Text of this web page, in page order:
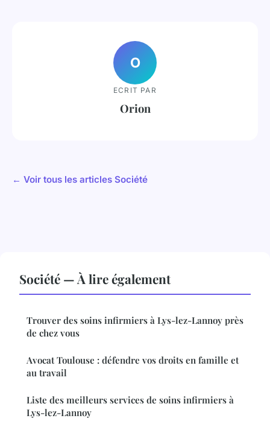
O
ECRIT PAR
Orion
← Voir tous les articles Société
Société — À lire également
Trouver des soins infirmiers à Lys-lez-Lannoy près
de chez vous
Avocat Toulouse : défendre vos droits en famille et
au travail
Liste des meilleurs services de soins infirmiers à
Lys-lez-Lannoy